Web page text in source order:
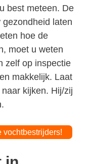
best meteen. De
laten
hoe de
moet u weten
zelf op inspectie
makkelijk. Laat
kijken. Hij/zij
vochtbestrijders!